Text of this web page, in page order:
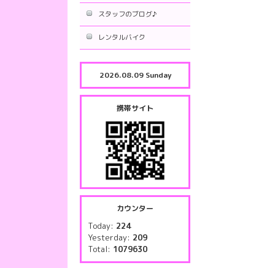
スタッフのブログ♪
レンタルバイク
2026.08.09 Sunday
携帯サイト
カウンター
Today: 224
Yesterday: 209
Total: 1079630